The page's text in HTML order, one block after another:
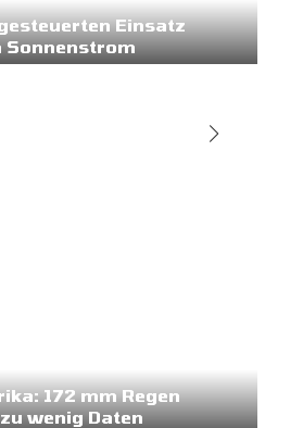
Einsatz
Sonnenstrom
172 mm Regen
wenig Daten